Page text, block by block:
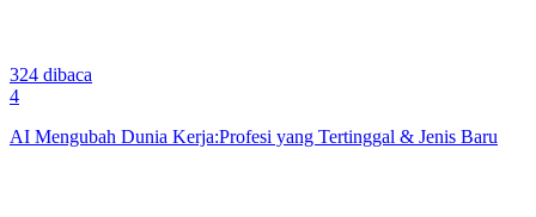
324 dibaca
4
AI Mengubah Dunia Kerja:Profesi yang Tertinggal & Jenis Baru